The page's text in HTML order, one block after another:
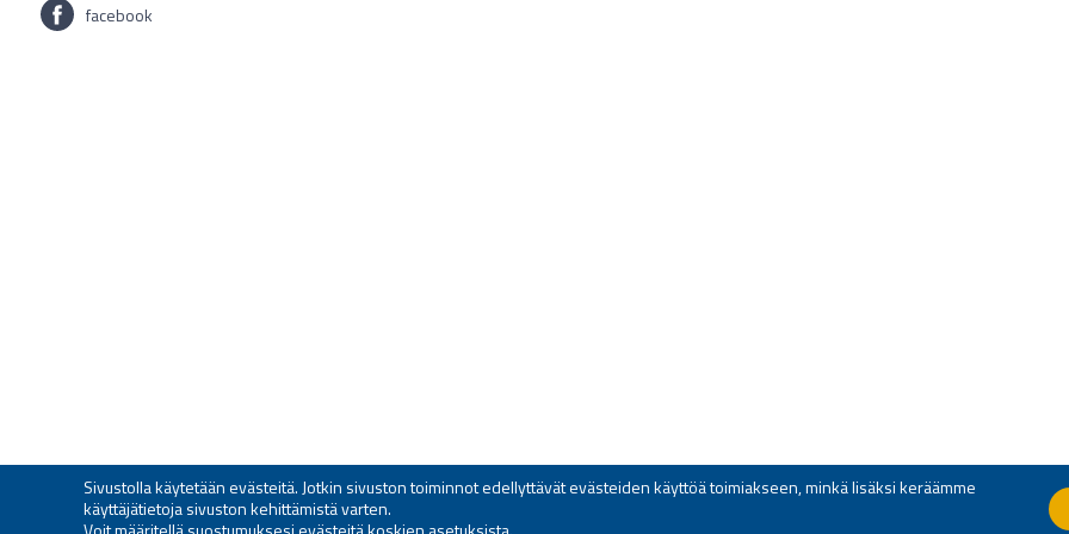
facebook
Sivustolla käytetään evästeitä. Jotkin sivuston toiminnot edellyttävät evästeiden käyttöä toimiakseen, minkä lisäksi keräämme
käyttäjätietoja sivuston kehittämistä varten.